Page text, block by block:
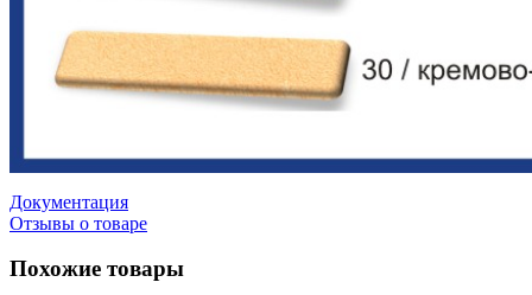
Документация
Отзывы о товаре
Похожие товары